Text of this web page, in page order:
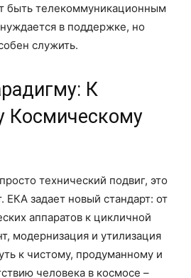
быть телекоммуникационным
в поддержке, но
служить.
К
Космическому
технический подвиг, это
ЕКА задает новый стандарт: от
аппаратов к цикличной
модернизация и утилизация
к чистому, продуманному и
человека в космосе –